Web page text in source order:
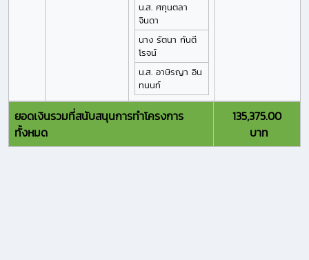
น.ส. ศกุนตลา
จินดา
นาง รัตนา กันตี
โรจน์
น.ส. อาษิรญา อิน
ทนนท์
ยอดเงินรวมที่สนับสนุนการทำโครงการ
ทั้งหมด
135,375.00
บาท